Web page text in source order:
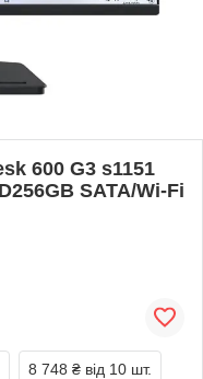
600 G3 s1151
SATA/Wi-Fi
8 748 ₴ від 10 шт.